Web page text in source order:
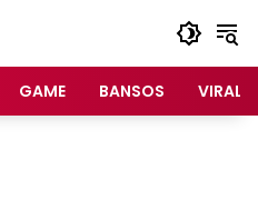
GAME BANSOS VIRAL